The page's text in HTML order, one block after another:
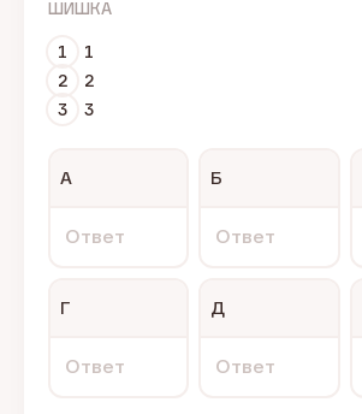
ШИШКА
1
1
2
2
3
3
А
Ответ
Б
Ответ
Г
Ответ
Д
Ответ